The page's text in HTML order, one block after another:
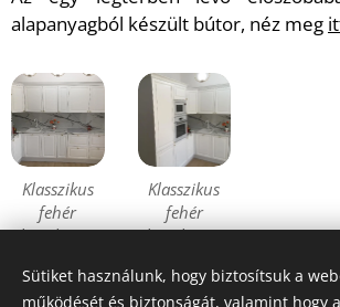
alapanyagból készült bútor, néz meg
Klasszikus
fehér
konyha 1 -
Klasszikus
fehér
konyha 1 -
Sütiket használunk, hogy biztosítsuk a
működését és biztonságát, valamint hogy